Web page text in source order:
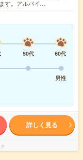
す。アルバイ…
50代
60代
男性
詳しく見る